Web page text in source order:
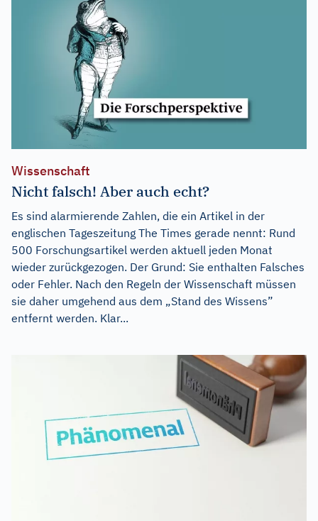
Wissenschaft
Nicht falsch! Aber auch echt?
Es sind alarmierende Zahlen, die ein Artikel in der
englischen Tageszeitung The Times gerade nennt: Rund
500 Forschungsartikel werden aktuell jeden Monat
wieder zurückgezogen. Der Grund: Sie enthalten Falsches
oder Fehler. Nach den Regeln der Wissenschaft müssen
sie daher umgehend aus dem „Stand des Wissens”
entfernt werden. Klar...